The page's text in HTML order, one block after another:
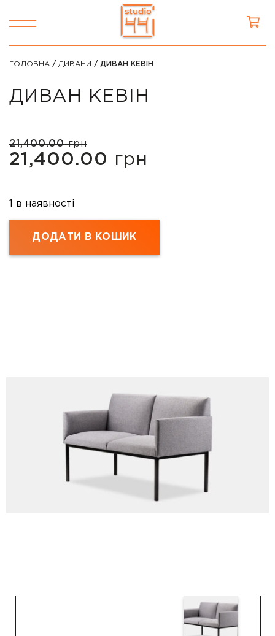
ГОЛОВНА / ДИВАНИ / ДИВАН КЕВІН
ДИВАН КЕВІН
21,400.00грн
Оригінальна
ціна:
грн.
21,400.00 грн
Поточна
ціна:
грн.
1 в наявності
ДОДАТИ В КОШИК